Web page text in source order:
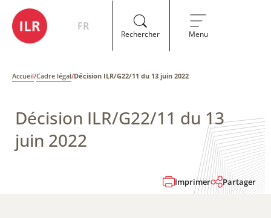
FR
Rechercher Menu
Accueil/Cadre légal/Décision ILR/G22/11 du 13 juin 2022
Décision ILR/G22/11 du 13
juin 2022
Imprimer Partager